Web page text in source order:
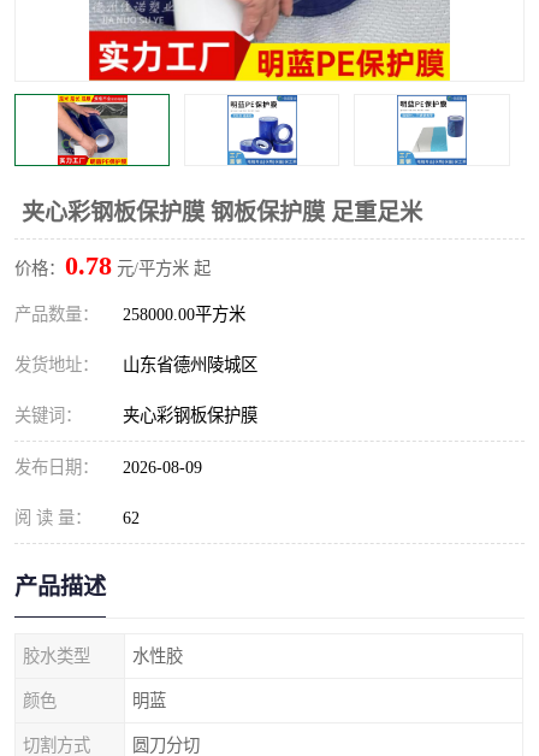
夹心彩钢板保护膜 钢板保护膜 足重足米
价格： 0.78 元/平方米 起
产品数量： 258000.00平方米
发货地址： 山东省德州陵城区
关键词： 夹心彩钢板保护膜
发布日期： 2026-08-09
阅 读 量： 62
产品描述
胶水类型 水性胶
颜色 明蓝
切割方式 圆刀分切
不绣钢板保护膜 两边上胶保护膜
窗缝阻风胶带 铝板保护膜
不锈钢板保护膜 一次性隔离膜